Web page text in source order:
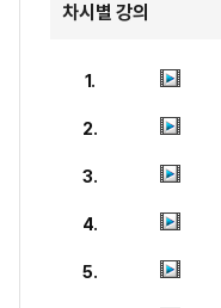
차시별 강의
1.
2.
3.
4.
5.